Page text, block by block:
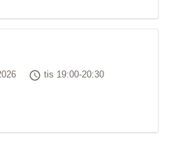
Tid
tis 19:00-20:30